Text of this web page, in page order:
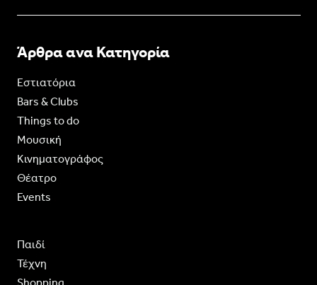
Άρθρα ανα Κατηγορία
Εστιατόρια
Bars & Clubs
Things to do
Moυσική
Κινηματογράφος
Θέατρο
Events
Παιδί
Τέχνη